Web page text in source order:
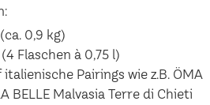
0,9 kg)
Flaschen à 0,75 l)
Pairings wie z.B. ÖMA
BELLE Malvasia Terre di Chieti